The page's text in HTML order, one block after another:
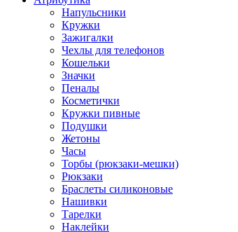
Напульсники
Кружки
Зажигалки
Чехлы для телефонов
Кошельки
Значки
Пеналы
Косметички
Кружки пивные
Подушки
Жетоны
Часы
Торбы (рюкзаки-мешки)
Рюкзаки
Браслеты силиконовые
Нашивки
Тарелки
Наклейки